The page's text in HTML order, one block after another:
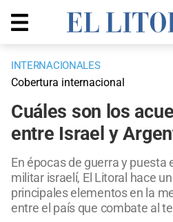
INTERNACIONALES
Cobertura internacional
Cuáles son los
entre Israel y
En épocas de guerra y puesta
militar israelí, El Litoral hace
principales elementos en la
entre el país que combate al